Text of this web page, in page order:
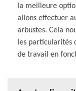
la meilleure
allons effectuer
arbustes. Cela
les particularités
de travail en